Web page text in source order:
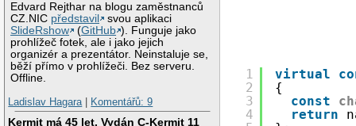
Edvard Rejthar na blogu zaměstnanců
CZ.NIC představil
svou aplikaci
SlideRshow
(GitHub ). Funguje jako
prohlížeč fotek, ale i jako jejich
organizér a prezentátor. Neinstaluje se,
běží přímo v prohlížeči. Bez serveru.
Offline.
Ladislav Hagara | Komentářů: 9
Kermit má 45 let. Vydán C-Kermit 11
1
2
3
4
virtual
{
const
return